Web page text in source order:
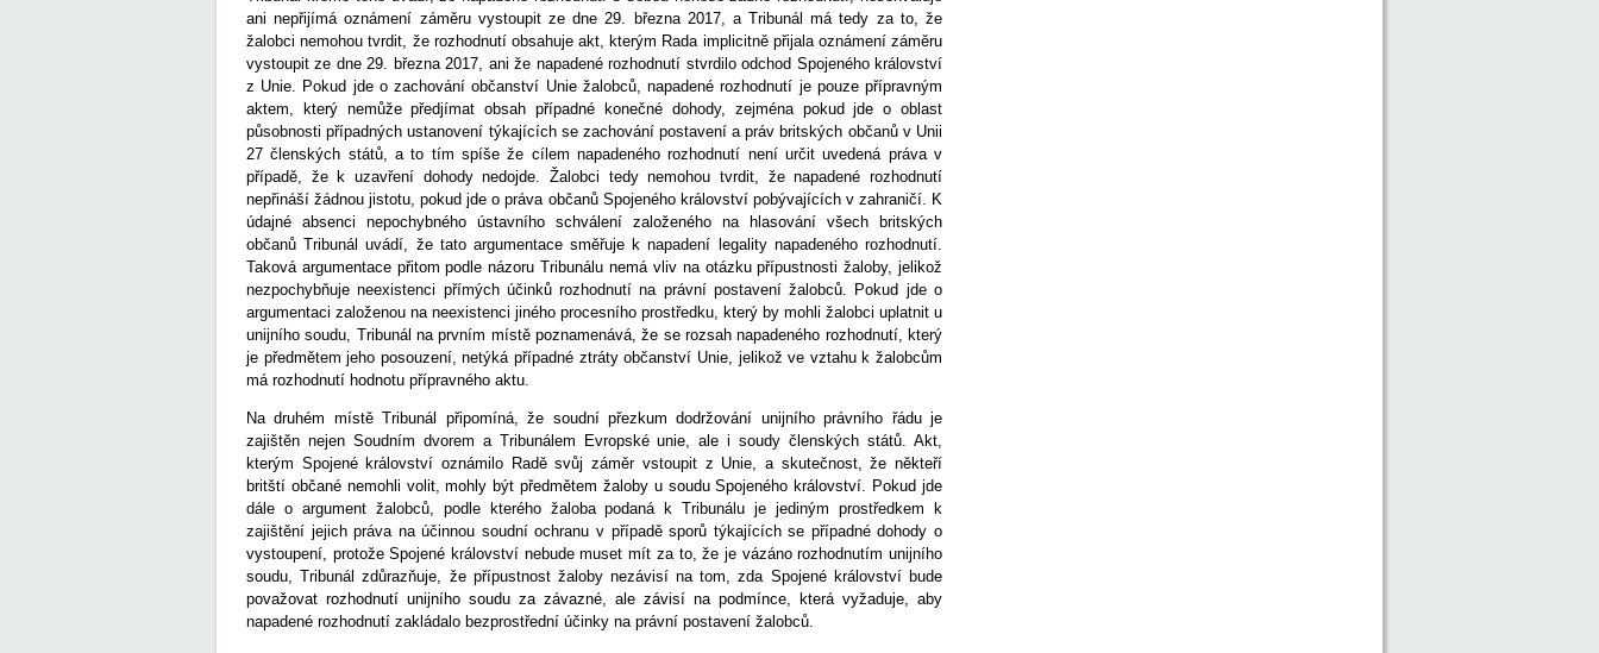
ani nepřijímá oznámení záměru vystoupit ze dne 29. března 2017, a Tribunál má tedy za to, že
žalobci nemohou tvrdit, že rozhodnutí obsahuje akt, kterým Rada implicitně přijala oznámení záměru
vystoupit ze dne 29. března 2017, ani že napadené rozhodnutí stvrdilo odchod Spojeného království
z Unie. Pokud jde o zachování občanství Unie žalobců, napadené rozhodnutí je pouze přípravným
aktem, který nemůže předjímat obsah případné konečné dohody, zejména pokud jde o oblast
působnosti případných ustanovení týkajících se zachování postavení a práv britských občanů v Unii
27 členských států, a to tím spíše že cílem napadeného rozhodnutí není určit uvedená práva v
případě, že k uzavření dohody nedojde. Žalobci tedy nemohou tvrdit, že napadené rozhodnutí
nepřináší žádnou jistotu, pokud jde o práva občanů Spojeného království pobývajících v zahraničí. K
údajné absenci nepochybného ústavního schválení založeného na hlasování všech britských
občanů Tribunál uvádí, že tato argumentace směřuje k napadení legality napadeného rozhodnutí.
Taková argumentace přitom podle názoru Tribunálu nemá vliv na otázku přípustnosti žaloby, jelikož
nezpochybňuje neexistenci přímých účinků rozhodnutí na právní postavení žalobců. Pokud jde o
argumentaci založenou na neexistenci jiného procesního prostředku, který by mohli žalobci uplatnit u
unijního soudu, Tribunál na prvním místě poznamenává, že se rozsah napadeného rozhodnutí, který
je předmětem jeho posouzení, netýká případné ztráty občanství Unie, jelikož ve vztahu k žalobcům
má rozhodnutí hodnotu přípravného aktu.
Na druhém místě Tribunál připomíná, že soudní přezkum dodržování unijního právního řádu je
zajištěn nejen Soudním dvorem a Tribunálem Evropské unie, ale i soudy členských států. Akt,
kterým Spojené království oznámilo Radě svůj záměr vstoupit z Unie, a skutečnost, že někteří
britští občané nemohli volit, mohly být předmětem žaloby u soudu Spojeného království. Pokud jde
dále o argument žalobců, podle kterého žaloba podaná k Tribunálu je jediným prostředkem k
zajištění jejich práva na účinnou soudní ochranu v případě sporů týkajících se případné dohody o
vystoupení, protože Spojené království nebude muset mít za to, že je vázáno rozhodnutím unijního
soudu, Tribunál zdůrazňuje, že přípustnost žaloby nezávisí na tom, zda Spojené království bude
považovat rozhodnutí unijního soudu za závazné, ale závisí na podmínce, která vyžaduje, aby
napadené rozhodnutí zakládalo bezprostřední účinky na právní postavení žalobců.